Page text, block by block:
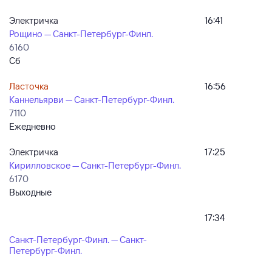
Электричка
Рощино — Санкт-Петербург-Финл.
6160
Сб
16:41
Ласточка
Каннельярви — Санкт-Петербург-Финл.
7110
Ежедневно
16:56
Электричка
Кирилловское — Санкт-Петербург-Финл.
6170
Выходные
17:25
Санкт-Петербург-Финл. — Санкт-
Петербург-Финл.
17:34